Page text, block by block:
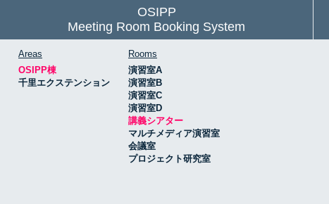
OSIPP
Meeting Room Booking System
Areas
OSIPP棟
千里エクステンション
Rooms
演習室A
演習室B
演習室C
演習室D
講義シアター
マルチメディア演習室
会議室
プロジェクト研究室